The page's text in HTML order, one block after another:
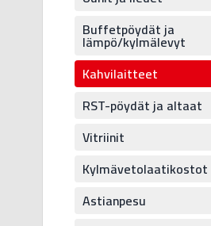
Buffetpöydät ja
lämpö/kylmälevyt
Kahvilaitteet
RST-pöydät ja altaat
Vitriinit
Kylmävetolaatikostot
Astianpesu